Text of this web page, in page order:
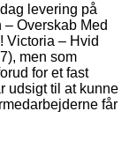
levering på
Overskab Med
Victoria – Hvid
men som
for et fast
udsigt til at kunne
får